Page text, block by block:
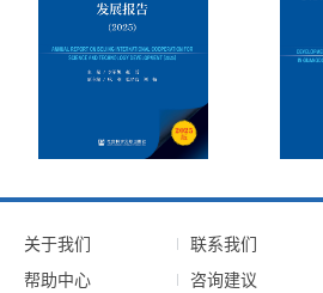
关于我们 联系我们
帮助中心
咨询建议